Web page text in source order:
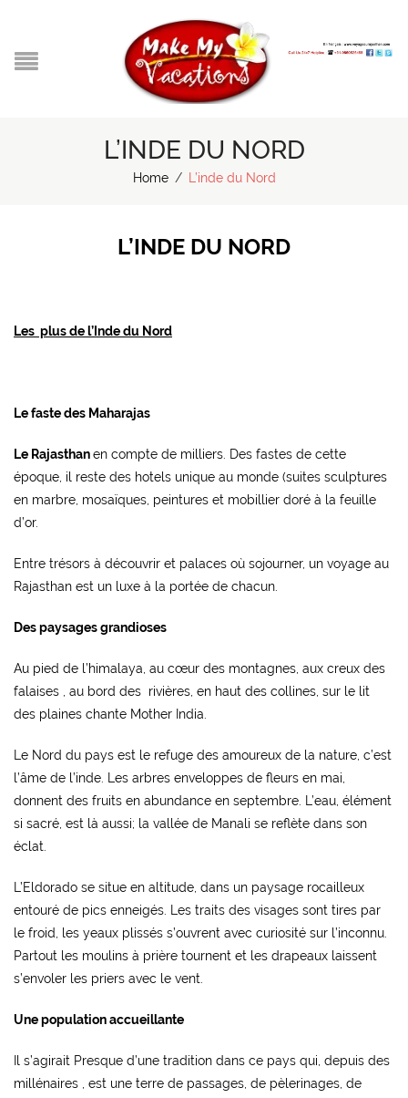
L’INDE DU NORD
Home / L’inde du Nord
L’INDE DU NORD
Les plus de l’Inde du Nord
Le faste des Maharajas
Le Rajasthanen compte de milliers. Des fastes de cette
époque, il reste des hotels unique au monde (suites sculptures
en marbre, mosaïques, peintures et mobillier doré à la feuille
d’or.
Entre trésors à découvrir et palaces où sojourner, un voyage au
Rajasthan est un luxe à la portée de chacun.
Des paysages grandioses
Au pied de l’himalaya, au cœur des montagnes, aux creux des
falaises , au bord des rivières, en haut des collines, sur le lit
des plaines chante Mother India.
Le Nord du pays est le refuge des amoureux de la nature, c’est
l’âme de l’inde. Les arbres enveloppes de fleurs en mai,
donnent des fruits en abundance en septembre. L’eau, élément
si sacré, est là aussi; la vallée de Manali se reflète dans son
éclat.
L’Eldorado se situe en altitude, dans un paysage rocailleux
entouré de pics enneigés. Les traits des visages sont tires par
le froid, les yeaux plissés s’ouvrent avec curiosité sur l’inconnu.
Partout les moulins à prière tournent et les drapeaux laissent
s’envoler les priers avec le vent.
Une population accueillante
Il s’agirait Presque d’une tradition dans ce pays qui, depuis des
millénaires , est une terre de passages, de pèlerinages, de